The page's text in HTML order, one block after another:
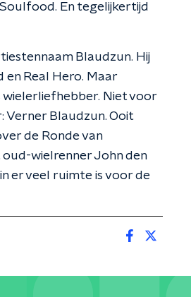
En tegelijkertijd
Blaudzun. Hij
en Real Hero. Maar
wielerliefhebber. Niet voor
Verner Blaudzun. Ooit
de Ronde van
oud-wielrenner John den
er veel ruimte is voor de